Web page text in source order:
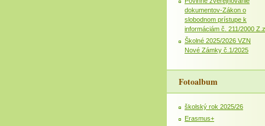
dokumentov-Zákon o
slobodnom prístupe k
informáciám č. 211/2000 Z.z
Školné 2025/2026 VZN
Nové Zámky č.1/2025
Fotoalbum
školský rok 2025/26
Erasmus+